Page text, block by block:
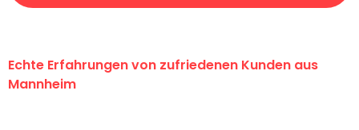
Echte Erfahrungen von zufriedenen Kunden aus
Mannheim